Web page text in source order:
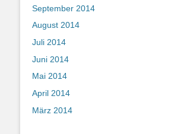
September 2014
August 2014
Juli 2014
Juni 2014
Mai 2014
April 2014
März 2014